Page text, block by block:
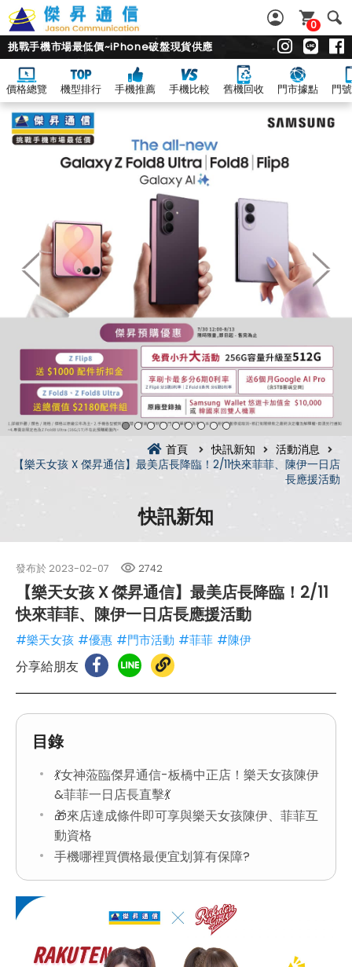
0
挑戰手機市場最低價~iPhone破盤現貨供應
價格總覽 機型排行 手機推薦 手機比較 舊機回收 門市據點 門
首頁 快訊新知
活動消息
【樂天女孩 X 傑昇通信】最美店長降臨！2/11快來菲菲、陳伊一日店
長應援活動
快訊新知
發布於 2023-02-07 2742
【樂天女孩 X 傑昇通信】最美店長降臨！2/11
快來菲菲、陳伊一日店長應援活動
#樂天女孩 #優惠 #門市活動 #菲菲 #陳伊
分享給朋友
目錄
💃女神蒞臨傑昇通信-板橋中正店！樂天女孩陳伊
&菲菲一日店長直擊💃
🎁來店達成條件即可享與樂天女孩陳伊、菲菲互
動資格
手機哪裡買價格最便宜划算有保障?